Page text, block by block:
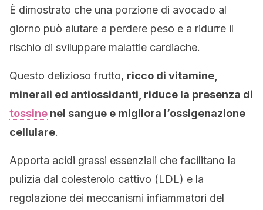
È dimostrato che una porzione di avocado al
giorno può aiutare a perdere peso e a ridurre il
rischio di sviluppare malattie cardiache.
Questo delizioso frutto, ricco di vitamine,
minerali ed antiossidanti, riduce la presenza di
tossine nel sangue e migliora l’ossigenazione
cellulare.
Apporta acidi grassi essenziali che facilitano la
pulizia dal colesterolo cattivo (LDL) e la
regolazione dei meccanismi infiammatori del